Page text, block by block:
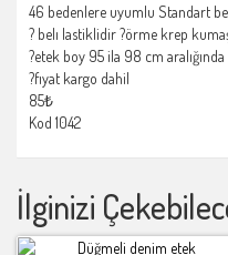
46 bedenlere uyumlu Standart
? belı lastiklidir ?örme krep
?etek boy 95 ila 98 cm aralığında
?fıyat kargo dahil
85₺
Kod 1042
İlginizi